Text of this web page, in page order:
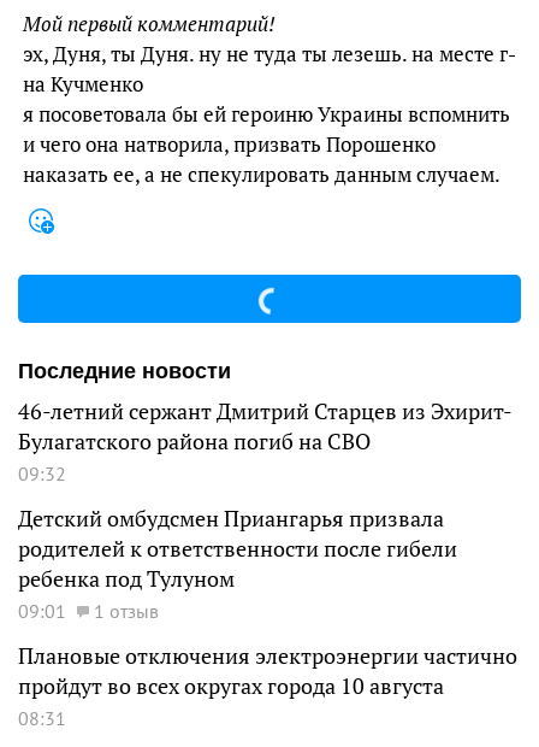
Мой первый комментарий!
эх, Дуня, ты Дуня. ну не туда ты лезешь. на месте г-
на Кучменко
я посоветовала бы ей героиню Украины вспомнить
и чего она натворила, призвать Порошенко
наказать ее, а не спекулировать данным случаем.
Последние новости
46-летний сержант Дмитрий Старцев из Эхирит-
Булагатского района погиб на СВО
09:32
Детский омбудсмен Приангарья призвала
родителей к ответственности после гибели
ребенка под Тулуном
09:01 1 отзыв
Плановые отключения электроэнергии частично
пройдут во всех округах города 10 августа
08:31